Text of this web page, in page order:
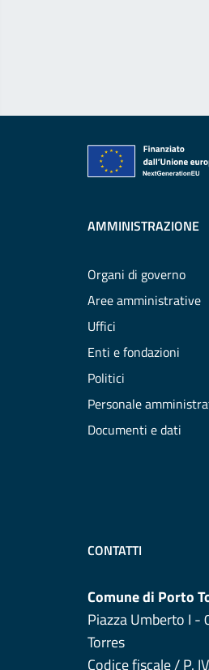
AMMINISTRAZIONE
Organi di governo
Aree amministrative
Uffici
Enti e fondazioni
Politici
Personale
Documenti e dati
CONTATTI
Comune di Porto
Piazza Umberto I -
Torres
Codice fiscale / P.